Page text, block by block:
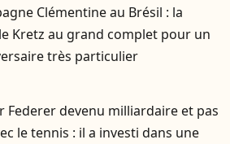
Clémentine au Brésil : la
Kretz au grand complet pour un
très particulier
Federer devenu milliardaire et pas
le tennis : il a investi dans une